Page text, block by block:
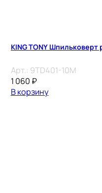
KING TONY
Арт.: 9TD401-10M
1 060 ₽
В корзину